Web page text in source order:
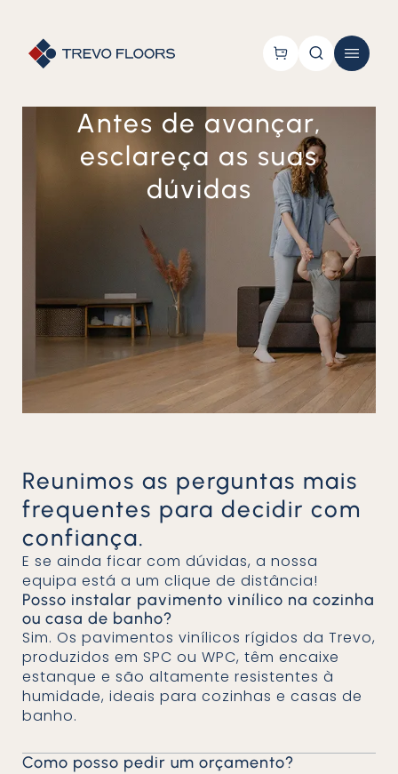
Antes de avançar,
esclareça as suas
dúvidas
Reunimos as perguntas mais
frequentes para decidir com
confiança.
E se ainda ficar com dúvidas, a nossa
equipa está a um clique de distância!
Posso instalar pavimento vinílico na cozinha
ou casa de banho?
Sim. Os pavimentos vinílicos rígidos da Trevo,
produzidos em SPC ou WPC, têm encaixe
estanque e são altamente resistentes à
humidade, ideais para cozinhas e casas de
banho.
Como posso pedir um orçamento?